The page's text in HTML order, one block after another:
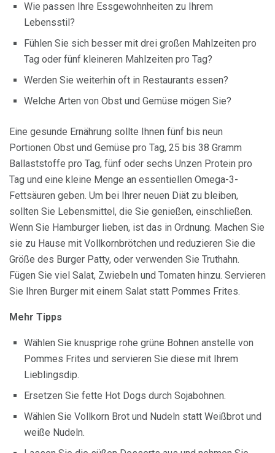
Wie passen Ihre Essgewohnheiten zu Ihrem
Lebensstil?
Fühlen Sie sich besser mit drei großen Mahlzeiten pro
Tag oder fünf kleineren Mahlzeiten pro Tag?
Werden Sie weiterhin oft in Restaurants essen?
Welche Arten von Obst und Gemüse mögen Sie?
Eine gesunde Ernährung sollte Ihnen fünf bis neun
Portionen Obst und Gemüse pro Tag, 25 bis 38 Gramm
Ballaststoffe pro Tag, fünf oder sechs Unzen Protein pro
Tag und eine kleine Menge an essentiellen Omega-3-
Fettsäuren geben. Um bei Ihrer neuen Diät zu bleiben,
sollten Sie Lebensmittel, die Sie genießen, einschließen.
Wenn Sie Hamburger lieben, ist das in Ordnung. Machen Sie
sie zu Hause mit Vollkornbrötchen und reduzieren Sie die
Größe des Burger Patty, oder verwenden Sie Truthahn.
Fügen Sie viel Salat, Zwiebeln und Tomaten hinzu. Servieren
Sie Ihren Burger mit einem Salat statt Pommes Frites.
Mehr Tipps
Wählen Sie knusprige rohe grüne Bohnen anstelle von
Pommes Frites und servieren Sie diese mit Ihrem
Lieblingsdip.
Ersetzen Sie fette Hot Dogs durch Sojabohnen.
Wählen Sie Vollkorn Brot und Nudeln statt Weißbrot und
weiße Nudeln.